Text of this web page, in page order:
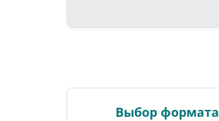
Выбор формата